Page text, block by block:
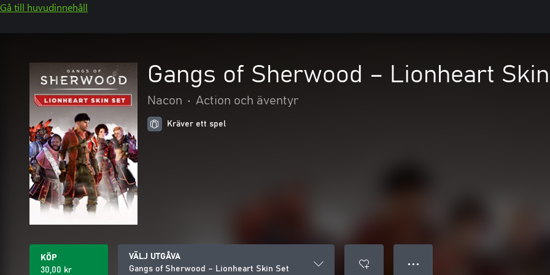
Gå till huvudinnehåll
Gangs of Sherwood – Lionheart
Nacon • Action och äventyr
Kräver ett spel
KÖP
30,00 kr
VÄLJ UTGÅVA
Gangs of Sherwood – Lionheart Skin Set
● ● ●